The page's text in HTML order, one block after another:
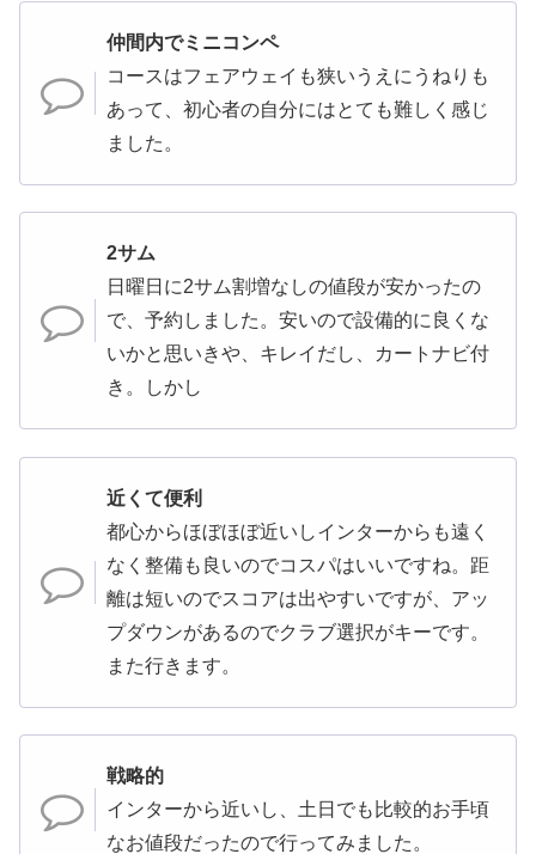
仲間内でミニコンペ
コースはフェアウェイも狭いうえにうねりも
あって、初心者の自分にはとても難しく感じ
ました。
2サム
日曜日に2サム割増なしの値段が安かったの
で、予約しました。安いので設備的に良くな
いかと思いきや、キレイだし、カートナビ付
き。しかし
近くて便利
都心からほぼほぼ近いしインターからも遠く
なく整備も良いのでコスパはいいですね。距
離は短いのでスコアは出やすいですが、アッ
プダウンがあるのでクラブ選択がキーです。
また行きます。
戦略的
インターから近いし、土日でも比較的お手頃
なお値段だったので行ってみました。